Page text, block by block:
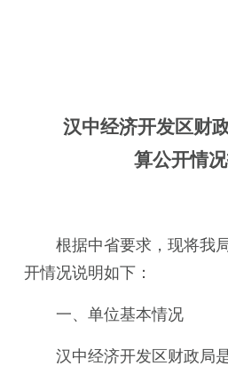
汉中经济开发区财
算公开情况
根据中省要求，现将我
开情况说明如下：
一、单位基本情况
汉中经济开发区财政局